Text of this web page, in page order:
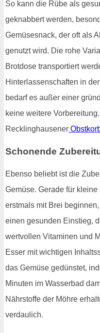
So kann die Rübe als
geknabbert werden,
Gemüsesnack, der oft als
genutzt wird. Die rohe
Brotdose transportiert
Hinterlassenschaften in
bedarf es außer einer
keine weitere
Recklinghausener
Schonende
Ebenso beliebt ist die
Gemüse. Gerade für
erstmals mit Brei
einen gesunden Einstieg,
wertvollen Vitaminen und
Esser mit wichtigen
das Gemüse gedünstet,
Minuten im Wasserbad
Nährstoffe der Möhre
verdaulich.